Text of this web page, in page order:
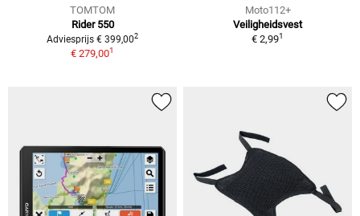
TOMTOM
Rider 550
Adviesprijs € 399,002
€ 279,001
Moto112+
Veiligheidsvest
€ 2,991